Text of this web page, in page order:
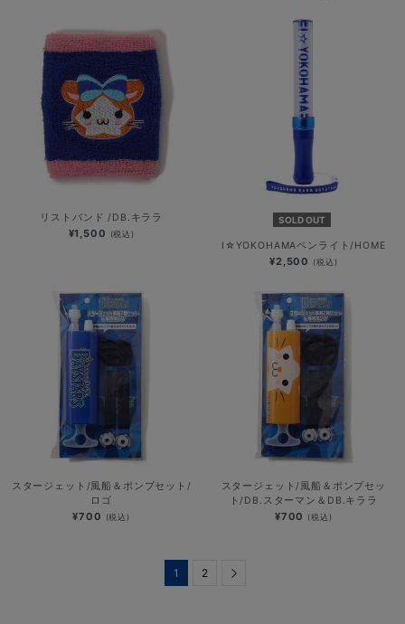
リストバンド /DB.キララ
¥1,500 (税込)
SOLD OUT
I☆YOKOHAMAペンライト/HOME
¥2,500 (税込)
スタージェット/風船＆ポンプセット/
ロゴ
¥700 (税込)
スタージェット/風船＆ポンプセッ
ト/DB.スターマン＆DB.キララ
¥700 (税込)
1 2